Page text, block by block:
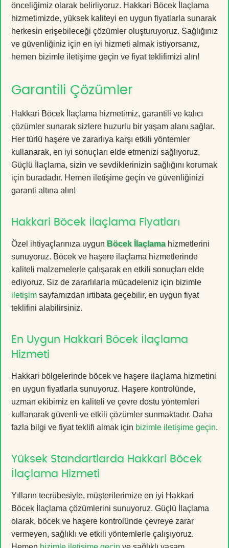
önceliğimiz olarak belirliyoruz. Hakkari Böcek İlaçlama
hizmetimizde, yüksek kaliteyi en uygun fiyatlarla sunarak
herkesin erişebileceği çözümler oluşturuyoruz. Sağlığınız
ve güvenliğiniz için en iyi hizmeti almak istiyorsanız,
hemen bizimle iletişime geçin ve fiyat teklifimizi alın!
Garantili Çözümler
Hakkari Böcek İlaçlama hizmetimiz, garantili ve kalıcı
çözümler sunarak sizlere huzurlu bir yaşam alanı sağlar.
Her türlü haşere ve zararlıya karşı etkili yöntemler
kullanarak, en iyi sonuçları elde etmenizi sağlıyoruz.
Güçlü İlaçlama, sizin ve sevdiklerinizin sağlığını korumak
için buradadır. Hemen iletişime geçin ve güvenliğinizi
garanti altına alın!
Hakkari Böcek İlaçlama Fiyatları
Özel ihtiyaçlarınıza uygun Böcek İlaçlamahizmetlerini
sunuyoruz. Böcek ve haşere ilaçlama hizmetlerinde
kaliteli malzemelerle çalışarak en etkili sonuçları elde
ediyoruz. Siz de zararlılarla mücadeleniz için bizimle
iletişim sayfamızdan irtibata geçebilir, en uygun fiyat
teklifini alabilirsiniz.
En Uygun Hakkari Böcek İlaçlama
Hizmeti
Hakkari bölgelerinde böcek ve haşere ilaçlama hizmetini
en uygun fiyatlarla sunuyoruz. Haşere kontrolünde,
uzman ekibimiz en kaliteli ve çevre dostu yöntemleri
kullanarak güvenli ve etkili çözümler sunmaktadır. Daha
fazla bilgi ve fiyat teklifi almak için bizimle iletişime geçin.
Yüksek Standartlarda Hakkari Böcek
İlaçlama Hizmeti
Yılların tecrübesiyle, müşterilerimize en iyi Hakkari
Böcek İlaçlama çözümlerini sunuyoruz. Güçlü İlaçlama
olarak, böcek ve haşere kontrolünde çevreye zarar
vermeyen, sağlıklı ve etkili yöntemlerle çalışıyoruz.